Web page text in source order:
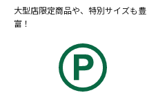
大型店限定商品や、特別サイズも豊
富！